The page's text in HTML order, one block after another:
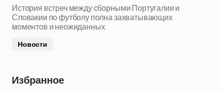
История встреч между сборными Португалии и
Словакии по футболу полна захватывающих
моментов и неожиданных
Новости
Избранное